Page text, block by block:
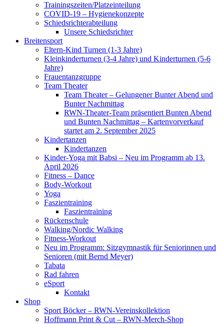
Trainingszeiten/Platzeinteilung
COVID-19 – Hygienekonzepte
Schiedsrichterabteilung
Unsere Schiedsrichter
Breitensport
Eltern-Kind Turnen (1-3 Jahre)
Kleinkinderturnen (3-4 Jahre) und Kinderturnen (5-6
Jahre)
Frauentanzgruppe
Team Theater
Team Theater – Gelungener Bunter Abend und
Bunter Nachmittag
RWN-Theater-Team präsentiert Bunten Abend
und Bunten Nachmittag – Kartenvorverkauf
startet am 2. September 2025
Kindertanzen
Kindertanzen
Kinder-Yoga mit Babsi – Neu im Programm ab 13.
April 2026
Fitness – Dance
Body-Workout
Yoga
Faszientraining
Faszientraining
Rückenschule
Walking/Nordic Walking
Fitness-Workout
Neu im Programm: Sitzgymnastik für Seniorinnen und
Senioren (mit Bernd Meyer)
Tabata
Rad fahren
eSport
Kontakt
Shop
Sport Böcker – RWN-Vereinskollektion
Hoffmann Print & Cut – RWN-Merch-Shop